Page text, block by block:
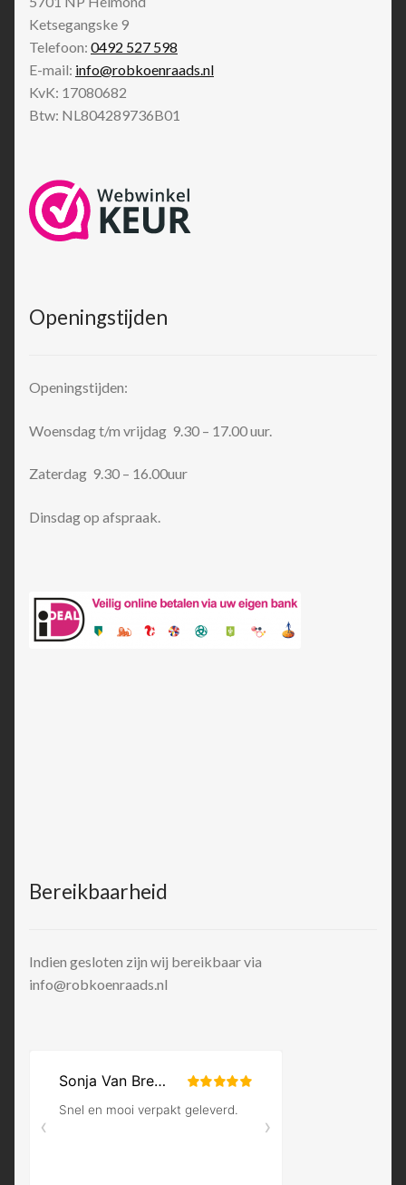
Ketsegangske 9
Telefoon: 0492 527 598
E-mail: info@robkoenraads.nl
KvK: 17080682
Btw: NL804289736B01
Openingstijden
Openingstijden:
Woensdag t/m vrijdag 9.30 – 17.00 uur.
Zaterdag 9.30 – 16.00uur
Dinsdag op afspraak.
Bereikbaarheid
Indien gesloten zijn wij bereikbaar via
info@robkoenraads.nl